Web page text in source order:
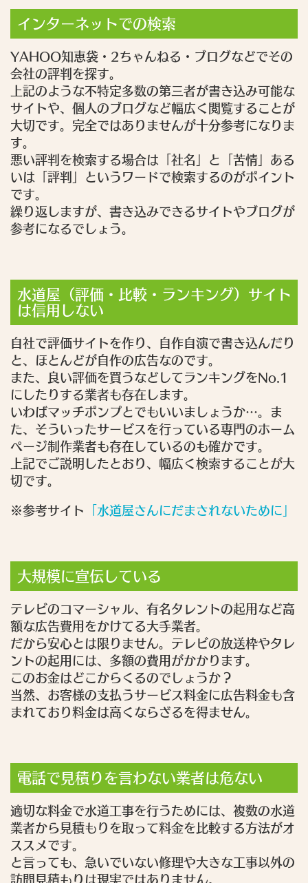
インターネットでの検索
YAHOO知恵袋・2ちゃんねる・ブログなどでその
会社の評判を探す。
上記のような不特定多数の第三者が書き込み可能な
サイトや、個人のブログなど幅広く閲覧することが
大切です。完全ではありませんが十分参考になりま
す。
悪い評判を検索する場合は「社名」と「苦情」ある
いは「評判」というワードで検索するのがポイント
です。
繰り返しますが、書き込みできるサイトやブログが
参考になるでしょう。
水道屋（評価・比較・ランキング）サイト
は信用しない
自社で評価サイトを作り、自作自演で書き込んだり
と、ほとんどが自作の広告なのです。
また、良い評価を買うなどしてランキングをNo.1
にしたりする業者も存在します。
いわばマッチポンプとでもいいましょうか…。ま
た、そういったサービスを行っている専門のホーム
ページ制作業者も存在しているのも確かです。
上記でご説明したとおり、幅広く検索することが大
切です。
※参考サイト 「水道屋さんにだまされないために」
大規模に宣伝している
テレビのコマーシャル、有名タレントの起用など高
額な広告費用をかけてる大手業者。
だから安心とは限りません。テレビの放送枠やタレ
ントの起用には、多額の費用がかかります。
このお金はどこからくるのでしょうか？
当然、お客様の支払うサービス料金に広告料金も含
まれており料金は高くならざるを得ません。
電話で見積りを言わない業者は危ない
適切な料金で水道工事を行うためには、複数の水道
業者から見積もりを取って料金を比較する方法がオ
ススメです。
と言っても、急いでいない修理や大きな工事以外の
訪問見積もりは現実ではありません。